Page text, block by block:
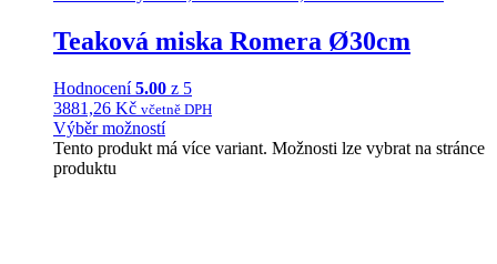
Teaková miska Romera Ø30cm
Hodnocení5.00 z 5
3881,26 Kč včetně DPH
Výběr možností
Tento produkt má více variant. Možnosti lze vybrat na stránce
produktu